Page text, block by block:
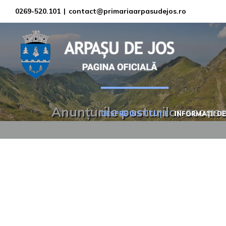
Skip
to
content
0269-520.101 | contact@primariaarpasudejos.ro
DESPRE INSTITUȚIE INFORMAȚII
Anunțurile posturilor